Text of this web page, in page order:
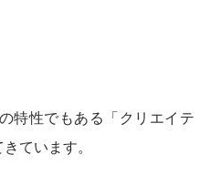
特性でもある「クリエイテ
ています。